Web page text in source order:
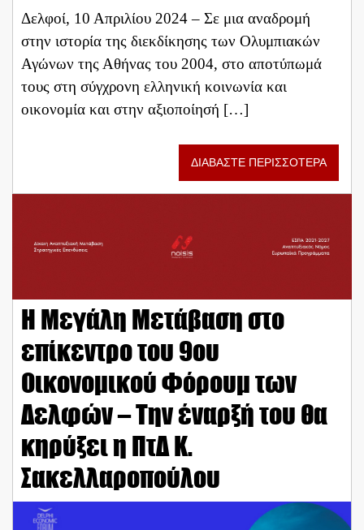
Δελφοί, 10 Απριλίου 2024 – Σε μια αναδρομή
στην ιστορία της διεκδίκησης των Ολυμπιακών
Αγώνων της Αθήνας του 2004, στο αποτύπωμά
τους στη σύγχρονη ελληνική κοινωνία και
οικονομία και στην αξιοποίησή […]
ΔΙΑΒΑΣΤΕ ΠΕΡΙΣΣΟΤΕΡΑ
Η Μεγάλη Μετάβαση στο
επίκεντρο του 9ου
Οικονομικού Φόρουμ των
Δελφών – Την έναρξή του θα
κηρύξει η ΠτΔ Κ.
Σακελλαροπούλου